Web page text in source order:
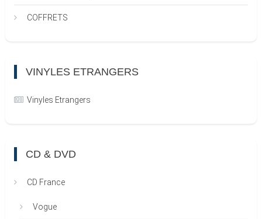
COFFRETS
VINYLES ETRANGERS
Vinyles Etrangers
CD & DVD
CD France
Vogue